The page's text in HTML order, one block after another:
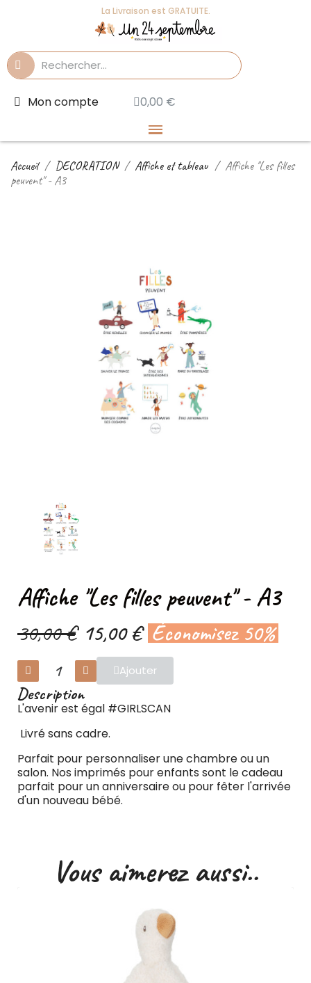
La Livraison est GRATUITE.
Mon compte 0,00 €
Accueil DECORATION Affiche et tableau
Affiche "Les filles
peuvent" - A3
Affiche "Les filles peuvent" - A3
30,00 € 15,00 € Économisez 50%
Ajouter
Description
L'avenir est égal #GIRLSCAN
Livré sans cadre.
Parfait pour personnaliser une chambre ou un
salon. Nos imprimés pour enfants sont le cadeau
parfait pour un anniversaire ou pour fêter l'arrivée
d'un nouveau bébé.
Vous aimerez aussi..